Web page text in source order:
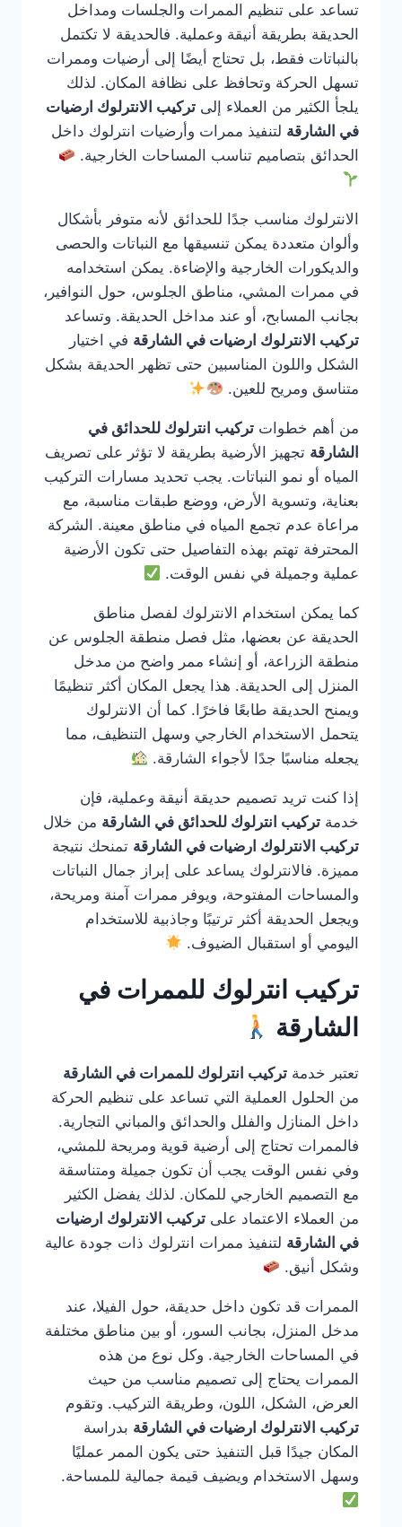
تساعد على تنظيم الممرات والجلسات ومداخل
الحديقة بطريقة أنيقة وعملية. فالحديقة لا تكتمل
بالنباتات فقط، بل تحتاج أيضًا إلى أرضيات وممرات
تسهل الحركة وتحافظ على نظافة المكان. لذلك
يلجأ الكثير من العملاء إلى تركيب الانترلوك ارضيات
في الشارقة لتنفيذ ممرات وأرضيات انترلوك داخل
الحدائق بتصاميم تناسب المساحات الخارجية.
الانترلوك مناسب جدًا للحدائق لأنه متوفر بأشكال
وألوان متعددة يمكن تنسيقها مع النباتات والحصى
والديكورات الخارجية والإضاءة. يمكن استخدامه
في ممرات المشي، مناطق الجلوس، حول النوافير،
بجانب المسابح، أو عند مداخل الحديقة. وتساعد
تركيب الانترلوك ارضيات في الشارقة في اختيار
الشكل واللون المناسبين حتى تظهر الحديقة بشكل
متناسق ومريح للعين.
من أهم خطوات تركيب انترلوك للحدائق في
الشارقة تجهيز الأرضية بطريقة لا تؤثر على تصريف
المياه أو نمو النباتات. يجب تحديد مسارات التركيب
بعناية، وتسوية الأرض، ووضع طبقات مناسبة، مع
مراعاة عدم تجمع المياه في مناطق معينة. الشركة
المحترفة تهتم بهذه التفاصيل حتى تكون الأرضية
عملية وجميلة في نفس الوقت.
كما يمكن استخدام الانترلوك لفصل مناطق
الحديقة عن بعضها، مثل فصل منطقة الجلوس عن
منطقة الزراعة، أو إنشاء ممر واضح من مدخل
المنزل إلى الحديقة. هذا يجعل المكان أكثر تنظيمًا
ويمنح الحديقة طابعًا فاخرًا. كما أن الانترلوك
يتحمل الاستخدام الخارجي وسهل التنظيف، مما
يجعله مناسبًا جدًا لأجواء الشارقة.
إذا كنت تريد تصميم حديقة أنيقة وعملية، فإن
خدمة تركيب انترلوك للحدائق في الشارقة من خلال
تركيب الانترلوك ارضيات في الشارقة تمنحك نتيجة
مميزة. فالانترلوك يساعد على إبراز جمال النباتات
والمساحات المفتوحة، ويوفر ممرات آمنة ومريحة،
ويجعل الحديقة أكثر ترتيبًا وجاذبية للاستخدام
اليومي أو استقبال الضيوف.
تركيب انترلوك للممرات في
الشارقة
تعتبر خدمة تركيب انترلوك للممرات في الشارقة
من الحلول العملية التي تساعد على تنظيم الحركة
داخل المنازل والفلل والحدائق والمباني التجارية.
فالممرات تحتاج إلى أرضية قوية ومريحة للمشي،
وفي نفس الوقت يجب أن تكون جميلة ومتناسقة
مع التصميم الخارجي للمكان. لذلك يفضل الكثير
من العملاء الاعتماد على تركيب الانترلوك ارضيات
في الشارقة لتنفيذ ممرات انترلوك ذات جودة عالية
وشكل أنيق.
الممرات قد تكون داخل حديقة، حول الفيلا، عند
مدخل المنزل، بجانب السور، أو بين مناطق مختلفة
في المساحات الخارجية. وكل نوع من هذه
الممرات يحتاج إلى تصميم مناسب من حيث
العرض، الشكل، اللون، وطريقة التركيب. وتقوم
تركيب الانترلوك ارضيات في الشارقة بدراسة
المكان جيدًا قبل التنفيذ حتى يكون الممر عمليًا
وسهل الاستخدام ويضيف قيمة جمالية للمساحة.